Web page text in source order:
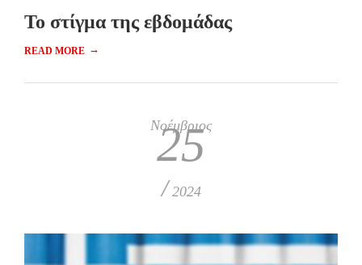
To στίγμα της εβδομάδας
READ MORE →
Νοέμβριος
25
/ 2024